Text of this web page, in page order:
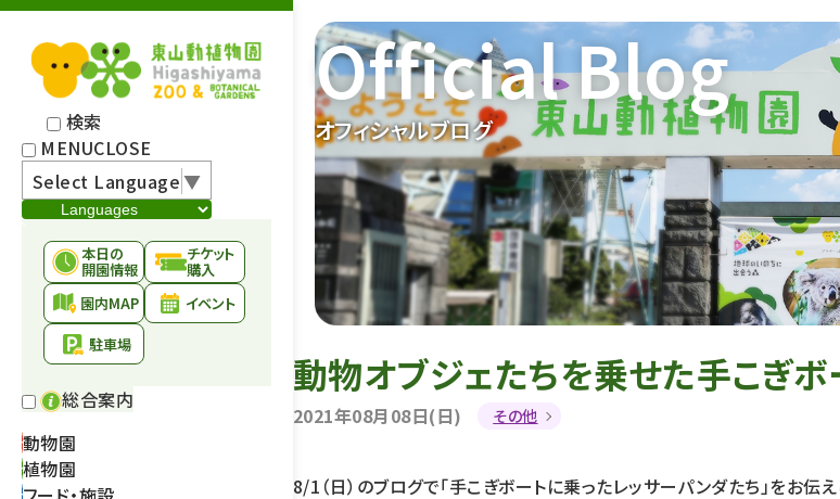
検索
MENUCLOSE
Select Language▼
本日の
開園情報
チケット
購入
園内MAP
イベント
駐車場
総合案内
動物園
植物園
オフィシャルブログ
Official Blog
動物オブジェたちを乗せた手こぎボ
2021年08月08日(日) その他
8/1（日）のブログで「手こぎボートに乗ったレッサーパンダたち」をお伝え